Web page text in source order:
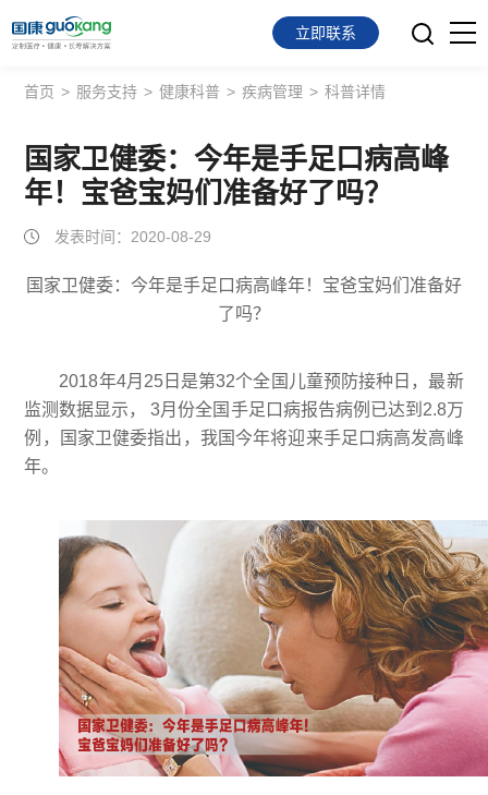
首页
面向会员
面向企业
立即联系
首页 > 服务支持 > 健康科普 > 疾病管理 > 科普详情
国家卫健委：今年是手足口病高峰
年！宝爸宝妈们准备好了吗？
发表时间：2020-08-29
国家卫健委：今年是手足口病高峰年！宝爸宝妈们准备好
了吗？
2018年4月25日是第32个全国儿童预防接种日，最新
监测数据显示， 3月份全国手足口病报告病例已达到2.8万
例，国家卫健委指出，我国今年将迎来手足口病高发高峰
年。